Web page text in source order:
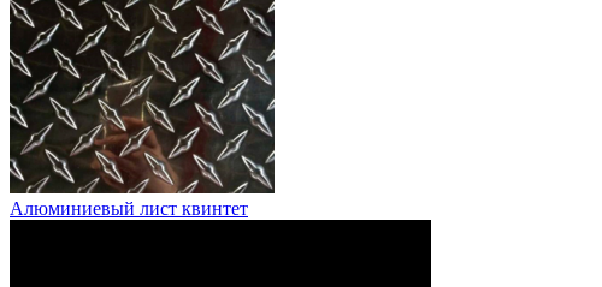
Алюминиевый лист квинтет